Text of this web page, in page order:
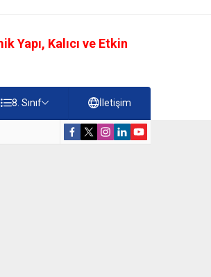
Yapı, Kalıcı ve Etkin
8. Sınıf İletişim